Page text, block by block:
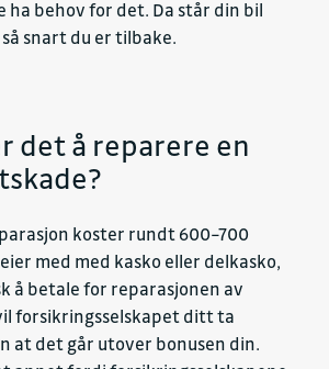
ha behov for det. Da står din bil
snart du er tilbake.
det å reparere en
koster rundt 600–700
med med kasko eller delkasko,
å betale for reparasjonen av
forsikringsselskapet ditt ta
at det går utover bonusen din.